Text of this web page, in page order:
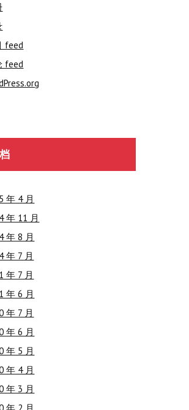
feed
feed
年 4 月
年 11 月
年 8 月
年 7 月
年 7 月
年 6 月
年 7 月
年 6 月
年 5 月
年 4 月
年 3 月